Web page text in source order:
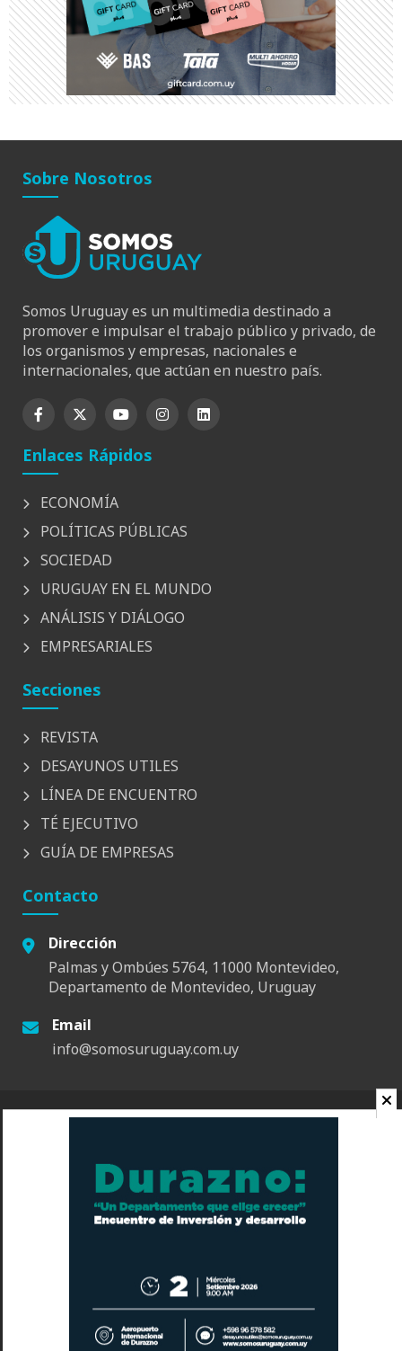
Sobre Nosotros
Somos Uruguay es un multimedia destinado a
promover e impulsar el trabajo público y privado, de
los organismos y empresas, nacionales e
internacionales, que actúan en nuestro país.
Enlaces Rápidos
ECONOMÍA
POLÍTICAS PÚBLICAS
SOCIEDAD
URUGUAY EN EL MUNDO
ANÁLISIS Y DIÁLOGO
EMPRESARIALES
Secciones
REVISTA
DESAYUNOS UTILES
LÍNEA DE ENCUENTRO
TÉ EJECUTIVO
GUÍA DE EMPRESAS
Contacto
Dirección
Palmas y Ombúes 5764, 11000 Montevideo,
Departamento de Montevideo, Uruguay
Email
info@somosuruguay.com.uy
© 2026 Somos Uruguay. Todos los derechos reservados.